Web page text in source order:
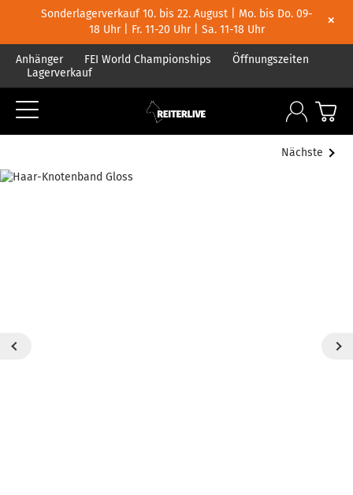
Sonderlagerverkauf 10. bis 22. August | Mo. bis Do. 09-
18 Uhr | Fr. 11-20 Uhr | Sa. 11-18 Uhr
×
Anhänger FEI World Championships
Öffnungszeiten
Lagerverkauf
Nächste